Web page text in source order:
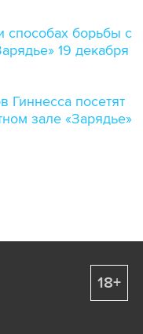
способах борьбы с
19 декабря
Гиннесса посетят
зале «Зарядье»
18+